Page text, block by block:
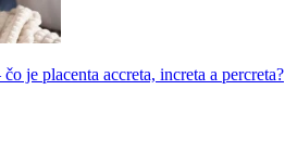
je placenta accreta, increta a percreta?